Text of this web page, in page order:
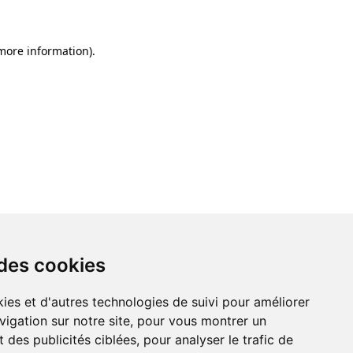
cookies
et d'autres technologies de suivi pour améliorer
sur notre site, pour vous montrer un
des publicités ciblées, pour analyser le trafic de
information).